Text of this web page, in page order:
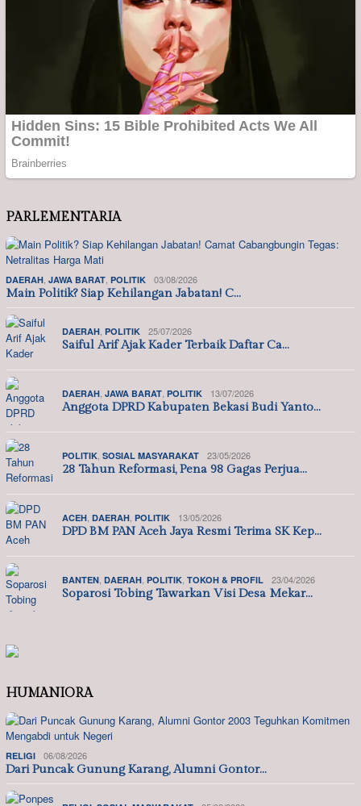
PARLEMENTARIA
DAERAH, JAWA BARAT, POLITIK 03/08/2026
Main Politik? Siap Kehilangan Jabatan! C…
DAERAH, POLITIK 25/07/2026
Saiful Arif Ajak Kader Terbaik Daftar Ca…
DAERAH, JAWA BARAT, POLITIK 13/07/2026
Anggota DPRD Kabupaten Bekasi Budi Yanto…
POLITIK, SOSIAL MASYARAKAT 23/05/2026
28 Tahun Reformasi, Pena 98 Gagas Perjua…
ACEH, DAERAH, POLITIK 13/05/2026
DPD BM PAN Aceh Jaya Resmi Terima SK Kep…
BANTEN, DAERAH, POLITIK, TOKOH & PROFIL 23/04/2026
Soparosi Tobing Tawarkan Visi Desa Mekar…
HUMANIORA
RELIGI 06/08/2026
Dari Puncak Gunung Karang, Alumni Gontor…